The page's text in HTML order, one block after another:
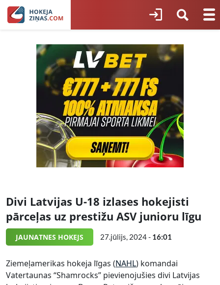
Divi Latvijas U-18 izlases hokejisti
pārceļas uz prestižu ASV junioru līgu
JAUNATNES HOKEJS 27.jūlijs, 2024 - 16:01
Ziemeļamerikas hokeja līgas (NAHL) komandai
Vatertaunas “Shamrocks” pievienojušies divi Latvijas